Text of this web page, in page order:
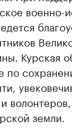
военно-
Курская
по
земли.